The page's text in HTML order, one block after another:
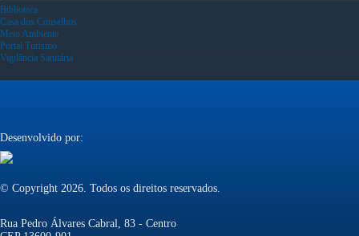
Biblioteca
Casa dos Conselhos
Meio Ambiente
Portal Turismo
Vigilância Sanitária
Desenvolvido por:
© Copyright 2026. Todos os direitos reservados.
Rua Pedro Álvares Cabral, 83 - Centro